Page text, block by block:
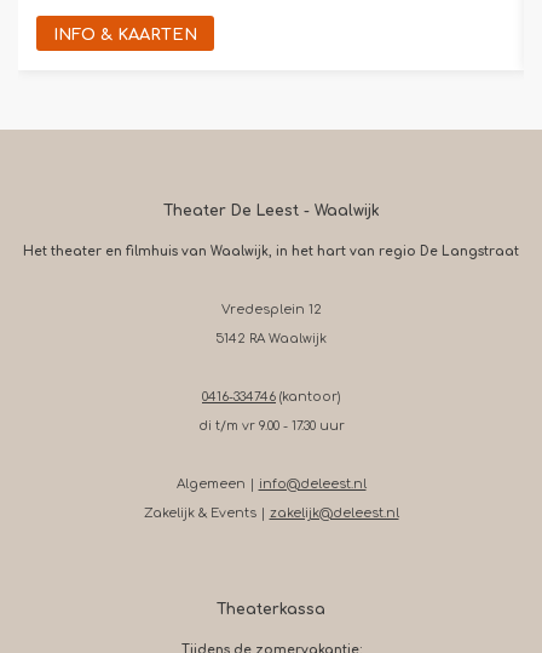
INFO & KAARTEN
Theater De Leest - Waalwijk
Het theater en filmhuis van Waalwijk, in het hart van regio De Langstraat
Vredesplein 12
5142 RA Waalwijk
0416-334746 (kantoor)
di t/m vr 9.00 - 17.30 uur
Algemeen | info@deleest.nl
Zakelijk & Events | zakelijk@deleest.nl
Theaterkassa
Tijdens de zomervakantie: